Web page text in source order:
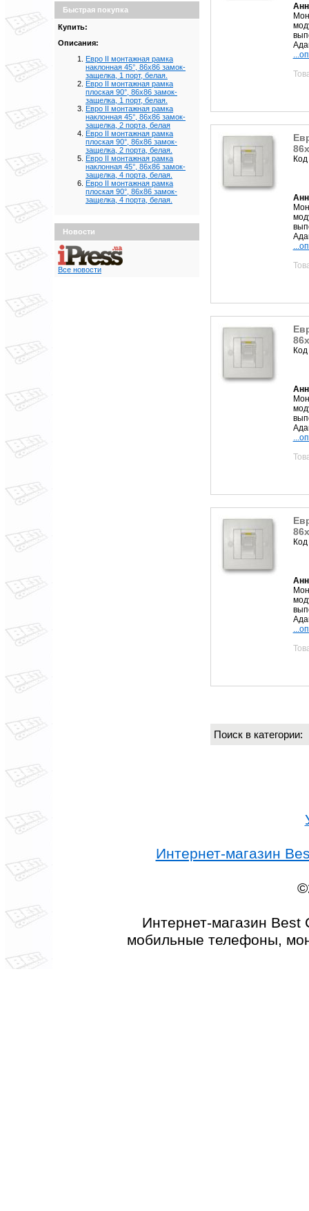
Быстрая покупка
Купить:
Описания:
Евро II монтажная рамка
наклонная 45°, 86х86 замок-
защелка, 1 порт, белая.
Евро II монтажная рамка
плоская 90°, 86х86 замок-
защелка, 1 порт, белая.
Евро II монтажная рамка
наклонная 45°, 86х86 замок-
защелка, 2 порта, белая
Евро II монтажная рамка
плоская 90°, 86х86 замок-
защелка, 2 порта, белая.
Евро II монтажная рамка
наклонная 45°, 86х86 замок-
защелка, 4 порта, белая.
Евро II монтажная рамка
плоская 90°, 86х86 замок-
защелка, 4 порта, белая.
Новости
Все новости
Поиск в
Интернет-магазин
Интернет-магазин Best
мобильные телефоны,